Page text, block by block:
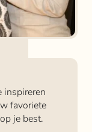
inspireren
favoriete
je best.